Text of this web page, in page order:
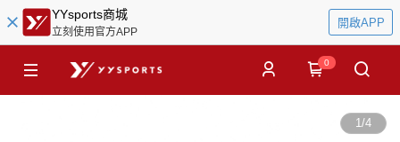
YYsports商城
立刻使用官方APP
開啟APP
0
1/4